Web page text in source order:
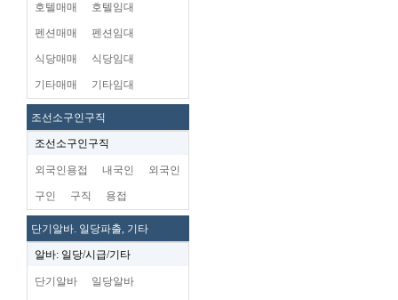
호텔매매 호텔임대
펜션매매 펜션임대
식당매매 식당임대
기타매매 기타임대
조선소구인구직
조선소구인구직
외국인용접 내국인 외국인
구인 구직 용접
단기알바. 일당파출, 기타
알바: 일당/시급/기타
단기알바 일당알바